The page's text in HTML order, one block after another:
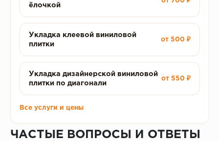
ёлочкой
Укладка клеевой виниловой
плитки
от 500 ₽
Укладка дизайнерской виниловой
плитки по диагонали
от 550 ₽
Все услуги и цены
ЧАСТЫЕ ВОПРОСЫ И ОТВЕТЫ